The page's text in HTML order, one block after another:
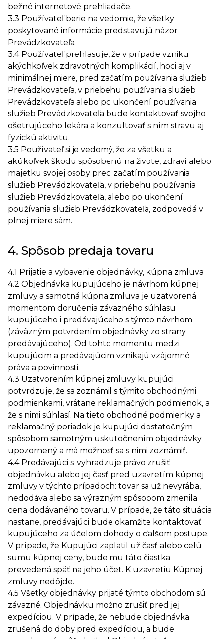
bežné internetové prehliadače.
3.3 Používateľ berie na vedomie, že všetky
poskytované informácie predstavujú názor
Prevádzkovateľa.
3.4 Používateľ prehlasuje, že v prípade vzniku
akýchkoľvek zdravotných komplikácií, hoci aj v
minimálnej miere, pred začatím používania služieb
Prevádzkovateľa, v priebehu používania služieb
Prevádzkovateľa alebo po ukončení používania
služieb Prevádzkovateľa bude kontaktovať svojho
ošetrujúceho lekára a konzultovať s ním stravu aj
fyzickú aktivitu.
3.5 Používateľ si je vedomý, že za všetku a
akúkoľvek škodu spôsobenú na živote, zdraví alebo
majetku svojej osoby pred začatím používania
služieb Prevádzkovateľa, v priebehu používania
služieb Prevádzkovateľa, alebo po ukončení
používania služieb Prevádzkovateľa, zodpovedá v
plnej miere sám.
4. Spôsob predaja tovaru
4.1 Prijatie a vybavenie objednávky, kúpna zmluva
4.2 Objednávka kupujúceho je návrhom kúpnej
zmluvy a samotná kúpna zmluva je uzatvorená
momentom doručenia záväzného súhlasu
kupujúceho i predávajúceho s týmto návrhom
(záväzným potvrdením objednávky zo strany
predávajúceho). Od tohto momentu medzi
kupujúcim a predávajúcim vznikajú vzájomné
práva a povinnosti.
4.3 Uzatvorením kúpnej zmluvy kupujúci
potvrdzuje, že sa zoznámil s týmito obchodnými
podmienkami, vrátane reklamačných podmienok, a
že s nimi súhlasí. Na tieto obchodné podmienky a
reklamačný poriadok je kupujúci dostatočným
spôsobom samotným uskutočnením objednávky
upozornený a má možnosť sa s nimi zoznámiť.
4.4 Predávajúci si vyhradzuje právo zrušiť
objednávku alebo jej časť pred uzavretím kúpnej
zmluvy v týchto prípadoch: tovar sa už nevyrába,
nedodáva alebo sa výrazným spôsobom zmenila
cena dodávaného tovaru. V prípade, že táto situácia
nastane, predávajúci bude okamžite kontaktovať
kupujúceho za účelom dohody o ďalšom postupe.
V prípade, že Kupujúci zaplatil už časť alebo celú
sumu kúpnej ceny, bude mu táto čiastka
prevedená späť na jeho účet. K uzavretiu Kúpnej
zmluvy nedôjde.
4.5 Všetky objednávky prijaté týmto obchodom sú
záväzné. Objednávku možno zrušiť pred jej
expedíciou. V prípade, že nebude objednávka
zrušená do doby pred expedíciou, a bude